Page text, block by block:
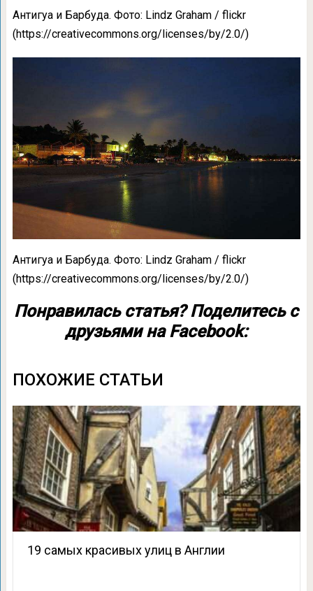
Антигуа и Барбуда. Фото: Lindz Graham / flickr
(https://creativecommons.org/licenses/by/2.0/)
Антигуа и Барбуда. Фото: Lindz Graham / flickr
(https://creativecommons.org/licenses/by/2.0/)
Понравилась статья? Поделитесь с
друзьями на Facebook:
ПОХОЖИЕ СТАТЬИ
19 самых красивых улиц в Англии